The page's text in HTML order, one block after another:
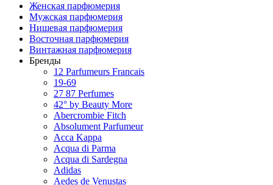
Женская парфюмерия
Мужская парфюмерия
Нишевая парфюмерия
Восточная парфюмерия
Винтажная парфюмерия
Бренды
12 Parfumeurs Francais
19-69
27 87 Perfumes
42° by Beauty More
Abercrombie Fitch
Absolument Parfumeur
Acca Kappa
Acqua di Parma
Acqua di Sardegna
Adidas
Aedes de Venustas